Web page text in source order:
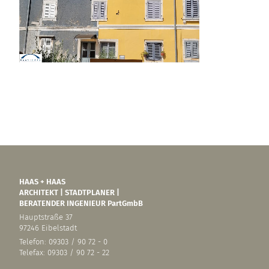
HAAS + HAAS
ARCHITEKT | STADTPLANER |
BERATENDER INGENIEUR PartGmbB
Hauptstraße 37
97246 Eibelstadt
Telefon: 09303 / 90 72 - 0
Telefax: 09303 / 90 72 - 22